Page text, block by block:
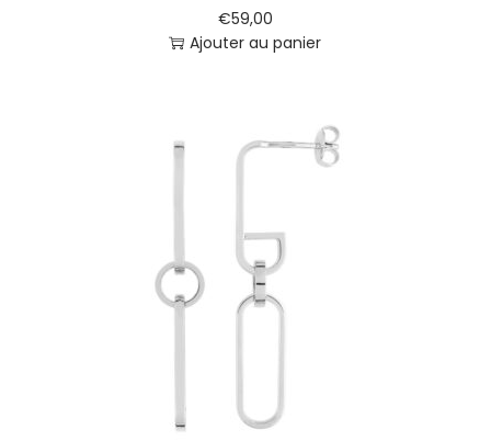
€59,00
Ajouter au panier